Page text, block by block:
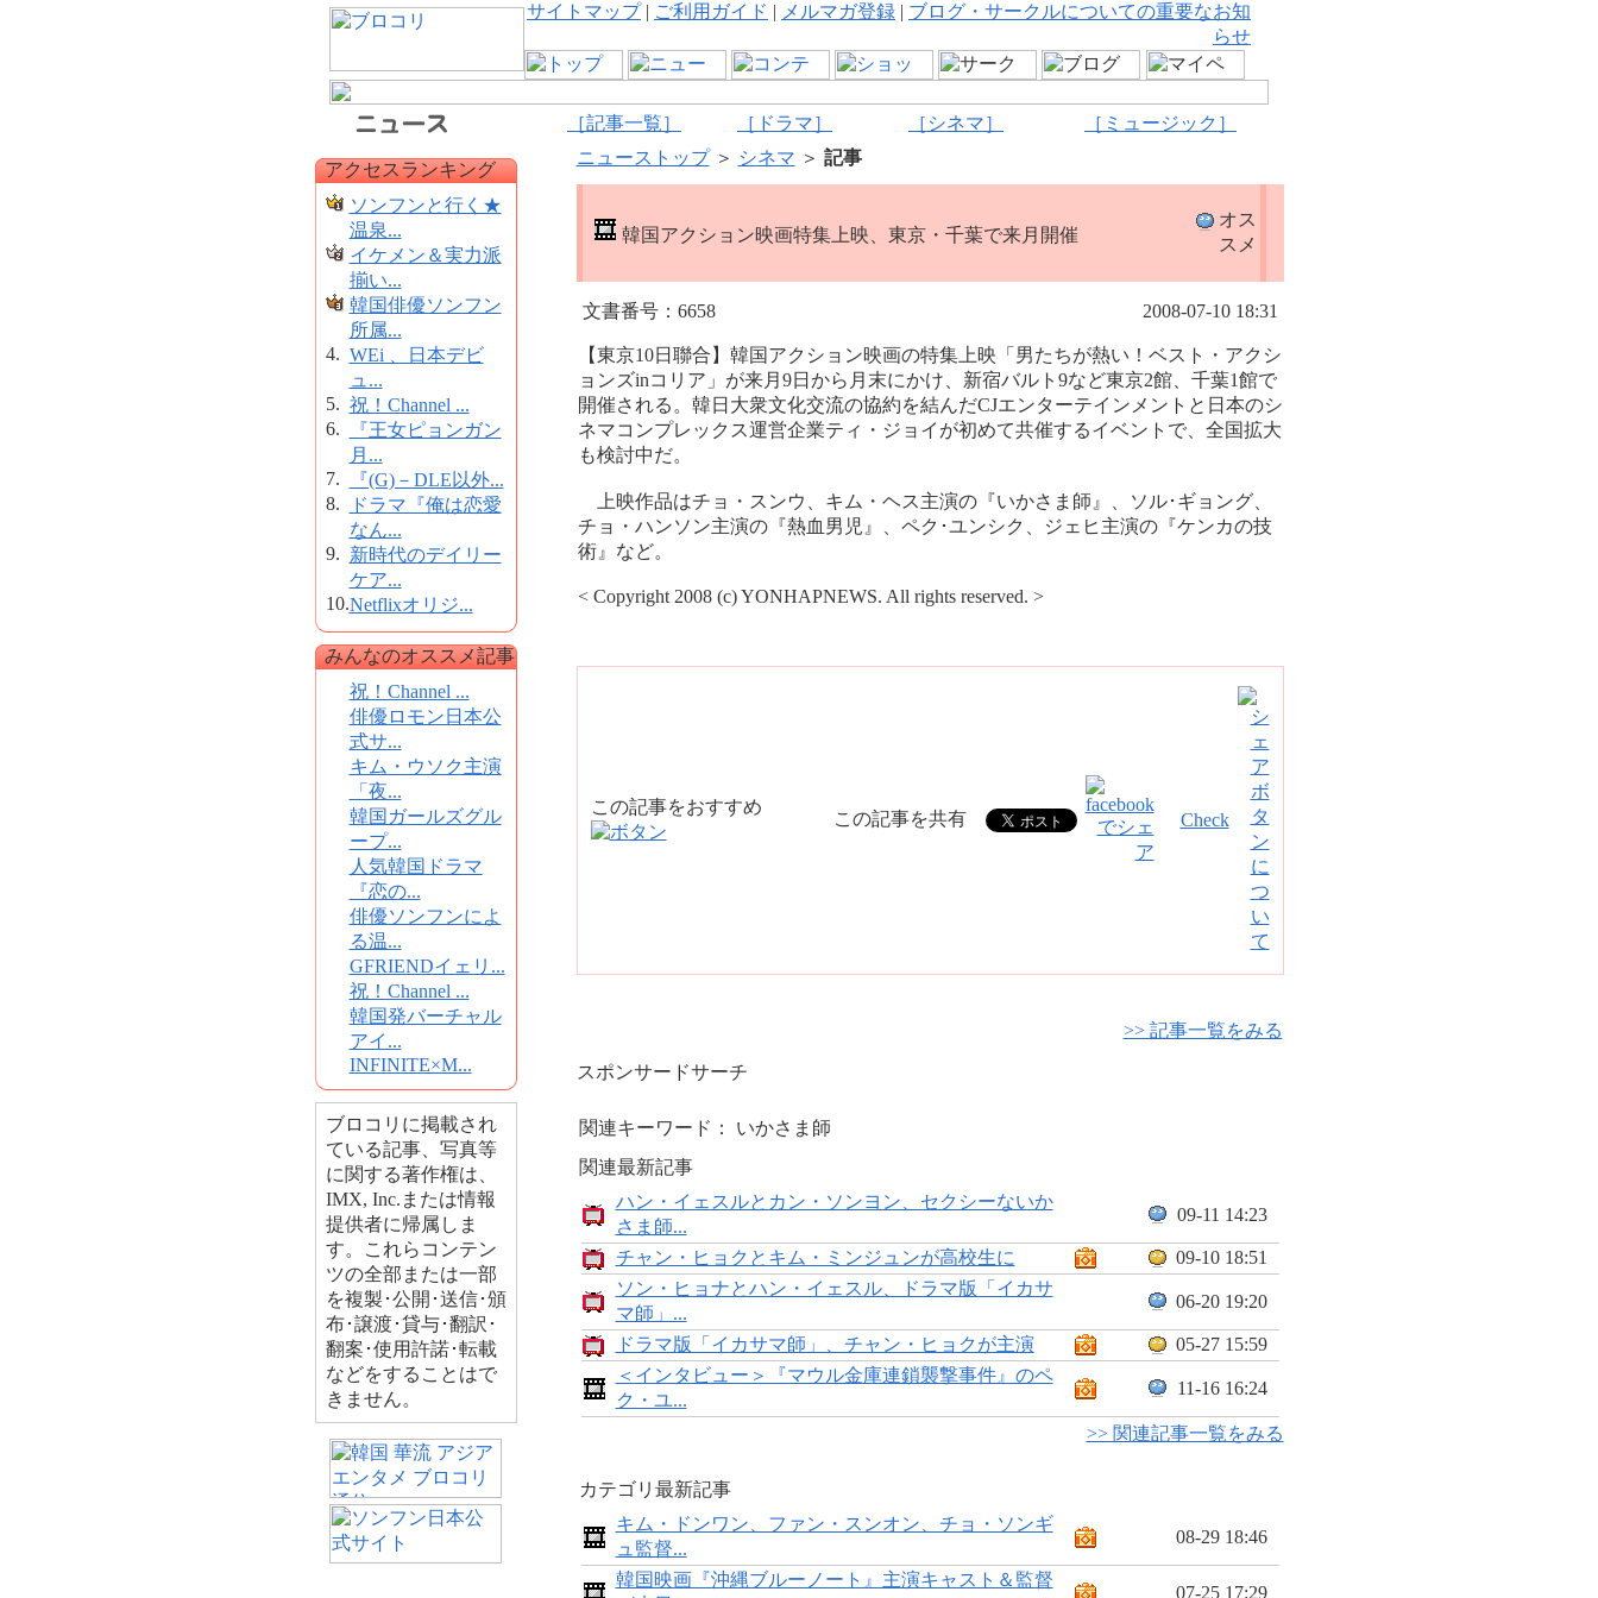
サイトマップ| ご利用ガイド | メルマガ登録 | ブログ・サークルについての重要なお知
らせ
［記事一覧］ ［ドラマ］ ［シネマ］ ［ミュージック］
アクセスランキング
ソンフンと行く★
温泉...
イケメン＆実力派
揃い...
韓国俳優ソンフン
所属...
4. WEi 、日本デビ
ュ...
5. 祝！Channel ...
6.
『王女ピョンガン
月...
7.
『(G)－DLE以外...
8.
ドラマ『俺は恋愛
なん...
9. 新時代のデイリー
ケア...
10.Netflixオリジ...
みんなのオススメ記事
祝！Channel ...
俳優ロモン日本公
式サ...
キム・ウソク主演
「夜...
韓国ガールズグル
ープ...
人気韓国ドラマ
『恋の...
俳優ソンフンによ
る温...
GFRIENDイェリ...
祝！Channel ...
韓国発バーチャル
アイ...
INFINITE×M...
ブロコリに掲載され
ている記事、写真等
に関する著作権は、
IMX, Inc.または情報
提供者に帰属しま
す。これらコンテン
ツの全部または一部
を複製･公開･送信･頒
布･譲渡･貸与･翻訳･
翻案･使用許諾･転載
などをすることはで
きません。
ニューストップ＞ シネマ ＞ 記事
韓国アクション映画特集上映、東京・千葉で来月開催
オス
スメ
文書番号：6658 2008-07-10 18:31
【東京10日聯合】韓国アクション映画の特集上映「男たちが熱い！ベスト・アクシ
ョンズinコリア」が来月9日から月末にかけ、新宿バルト9など東京2館、千葉1館で
開催される。韓日大衆文化交流の協約を結んだCJエンターテインメントと日本のシ
ネマコンプレックス運営企業ティ・ジョイが初めて共催するイベントで、全国拡大
も検討中だ。
上映作品はチョ・スンウ、キム・ヘス主演の『いかさま師』、ソル･ギョング、
チョ・ハンソン主演の『熱血男児』、ペク･ユンシク、ジェヒ主演の『ケンカの技
術』など。
< Copyright 2008 (c) YONHAPNEWS. All rights reserved. >
この記事をおすすめ
この記事を共有 Check
>> 記事一覧をみる
スポンサードサーチ
関連キーワード： いかさま師
関連最新記事
ハン・イェスルとカン・ソンヨン、セクシーないか
さま師...
09-11 14:23
チャン・ヒョクとキム・ミンジュンが高校生に
09-10 18:51
ソン・ヒョナとハン・イェスル、ドラマ版「イカサ
マ師」...
06-20 19:20
ドラマ版「イカサマ師」、チャン・ヒョクが主演
05-27 15:59
＜インタビュー＞『マウル金庫連鎖襲撃事件』のペ
ク・ユ...
11-16 16:24
>> 関連記事一覧をみる
カテゴリ最新記事
キム・ドンワン、ファン・スンオン、チョ・ソンギ
ュ監督...
08-29 18:46
韓国映画『沖縄ブルーノート』主演キャスト＆監督
07-25 17:29